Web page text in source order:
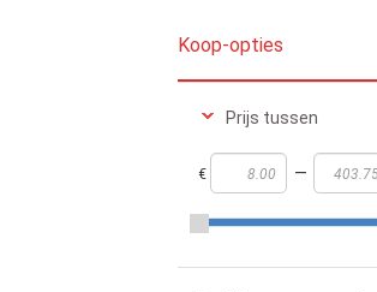
Koop-opties
Prijs tussen
€ —